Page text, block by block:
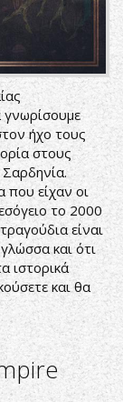
ήχο τους
στους
που είχαν οι
το 2000
είναι
και ότι
ιστορικά
και θα